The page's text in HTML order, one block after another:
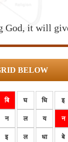
God, it will
BELOW
बि घ धि इ
न ल य न
इ ल धा बे